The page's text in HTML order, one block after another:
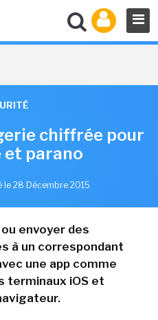
chiffrée pour
et parano
le 28 Décembre 2015
envoyer des
à un correspondant
une app comme
terminaux iOS et